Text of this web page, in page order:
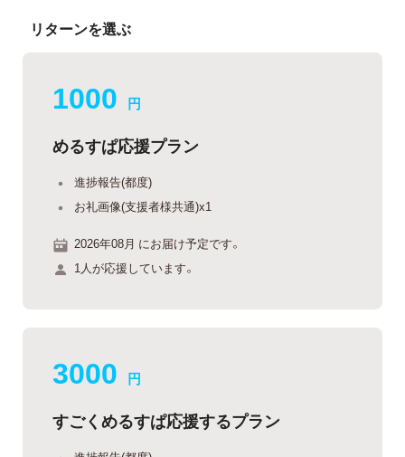
リターンを選ぶ
1000 円
めるすぱ応援プラン
進捗報告(都度)
お礼画像(支援者様共通)x1
2026年08月 にお届け予定です。
1人が応援しています。
3000 円
すごくめるすぱ応援するプラン